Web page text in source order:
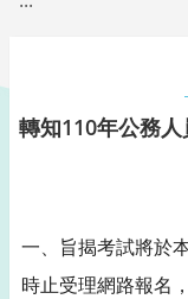
轉知110年公務
一、旨揭考試將於
時止受理網路報名